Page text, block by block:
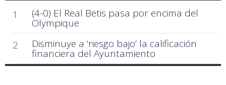
1 (4-0) El Real Betis pasa por encima del
Olympique
2
Disminuye a ‘riesgo bajo’ la calificación
financiera del Ayuntamiento